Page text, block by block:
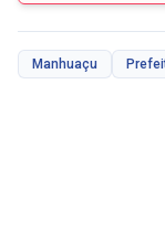
Manhuaçu